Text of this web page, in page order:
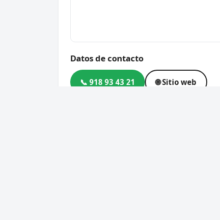
Datos de contacto
📞 918 93 43 21 🌐 Sitio web